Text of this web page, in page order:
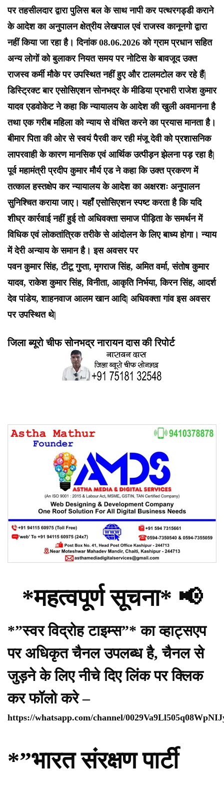
पर तहसीलदार द्वारा पुलिस बल के साथ नापी कर पत्थरगड्डी कराने
के आदेश का अनुपालन क्षेत्रीय लेखपाल एवं राजस्व कानूनगो द्वारा
नहीं किया जा रहा है। दिनांक 08.06.2026 को ग्राम प्रधान सहित
अन्य लोगों को बुलाकर नियत समय पर नोटिस के बावजूद उक्त
राजस्व कर्मी मौके पर उपस्थित नहीं हुए और टालमटोल कर रहे हैं|
डिस्ट्रिक्ट बार एसोसिएशन सोनभद्र के मीडिया प्रभारी राजेश कुमार
यादव एडवोकेट ने कहा कि न्यायालय के आदेश की खुली अवमानना है
तथा एक गरीब महिला को न्याय से वंचित करने का प्रयास मानता है।
बीमार पिता की ओर से स्वयं पैरवी कर रही मंजू देवी को प्रशासनिक
लापरवाही के कारण मानसिक एवं आर्थिक उत्पीड़न झेलना पड़ रहा है|
पूर्व महामंत्री प्रदीप कुमार मौर्य एड ने कहा कि उक्त प्रकरण में
तत्काल हस्तक्षेप कर न्यायालय के आदेश का अक्षरशः अनुपालन
सुनिश्चित कराया जाए। यहाँ एसोसिएशन स्पष्ट करता है कि यदि
शीघ्र कार्रवाई नहीं हुई तो अधिवक्ता समाज पीड़िता के समर्थन में
विधिक एवं लोकतांत्रिक तरीके से आंदोलन के लिए बाध्य होगा। न्याय
में देरी अन्याय के समान है। इस अवसर पर
पवन कुमार सिंह, टीटू गुप्ता, मृगराज सिंह, अमित वर्मा, संतोष कुमार
यादव, राकेश कुमार सिंह, विनीता, आकृति निर्भया, किरन सिंह, आदर्श
देव पांडेय, शाहनवाज आलम खान आदि| अधिवक्ता गांव इस अवसर
पर उपस्थित थे|
जिला ब्यूरो चीफ सोनभद्र नारायन दास की रिपोर्ट
*महत्वपूर्ण सूचना* 📢
*”स्वर विद्रोह टाइम्स”* का व्हाट्सएप
पर अधिकृत चैनल उपलब्ध है, चैनल से
जुड़ने के लिए नीचे दिए लिंक पर क्लिक
कर फॉलो करे –
https://whatsapp.com/channel/
*”भारत संरक्षण पार्टी